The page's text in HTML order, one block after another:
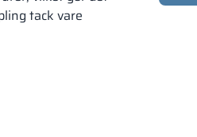
tack vare